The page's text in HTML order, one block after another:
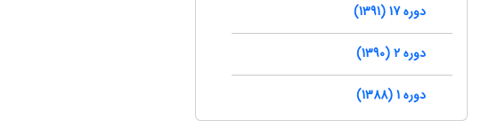
دوره 17 (1391)
دوره 2 (1390)
دوره 1 (1388)